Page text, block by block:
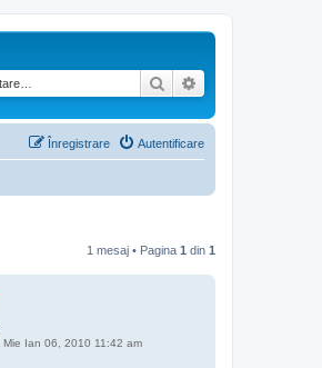
Căutare
Autentificare
Înregistrare
1 mesaj • Pagina 1 din 1
Mie Ian 06, 2010 11:42 am